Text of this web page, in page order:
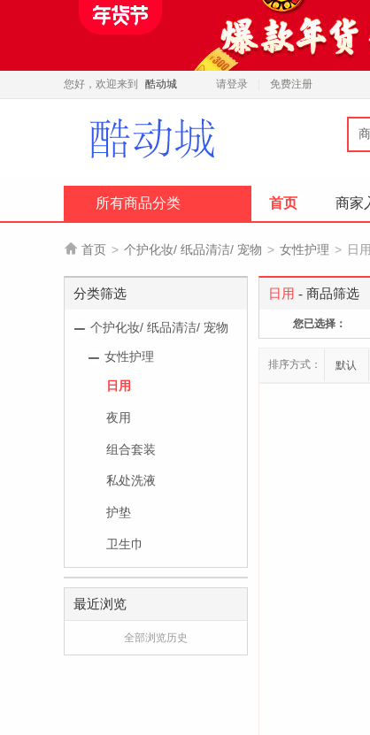
您好，欢迎来到 酷动城 请登录 免费注册
所有商品分类 首页 商家
 首页 > 个护化妆/ 纸品清洁/ 宠物 > 女性护理 > 日用
分类筛选
个护化妆/ 纸品清洁/ 宠物
女性护理
日用
夜用
组合套装
私处洗液
护垫
卫生巾
最近浏览
全部浏览历史
日用 - 商品筛选
您已选择：
排序方式： 默认